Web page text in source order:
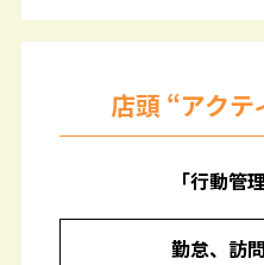
店頭 “アク
「行動管
勤怠、訪